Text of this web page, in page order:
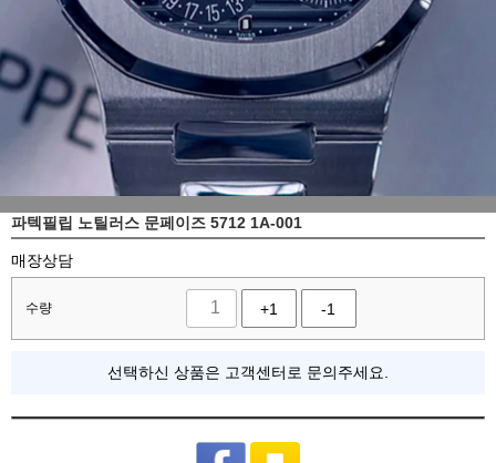
파텍필립 노틸러스 문페이즈 5712 1A-001
매장상담
수량 +1 -1
선택하신 상품은 고객센터로 문의주세요.